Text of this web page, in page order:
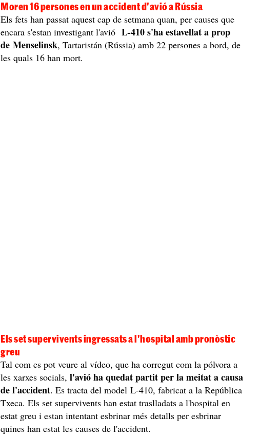
Moren 16 persones en un accident d'avió a Rússia
Els fets han passat aquest cap de setmana quan, per causes que
encara s'estan investigant l'avióL-410 s'ha estavellat a prop
de Menselinsk, Tartaristán (Rússia) amb 22 persones a bord, de
les quals 16 han mort.
Els set supervivents ingressats a l'hospital amb pronòstic
greu
Tal com es pot veure al vídeo, que ha corregut com la pólvora a
les xarxes socials, l'avió ha quedat partit per la meitat a causa
de l'accident. Es tracta del model L-410, fabricat a la República
Txeca. Els set supervivents han estat traslladats a l'hospital en
estat greu i estan intentant esbrinar més detalls per esbrinar
quines han estat les causes de l'accident.